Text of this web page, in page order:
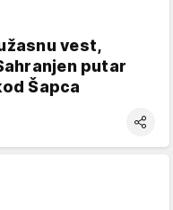
vest,
putar
Šapca